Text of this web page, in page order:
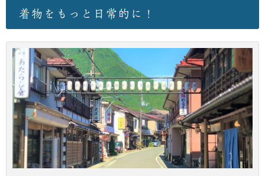
着物をもっと日常的に！